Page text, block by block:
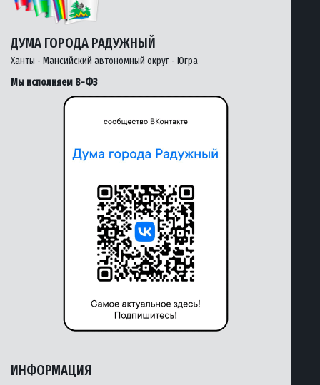
ДУМА ГОРОДА РАДУЖНЫЙ
Ханты - Мансийский автономный округ - Югра
Мы исполняем 8-ФЗ
ИНФОРМАЦИЯ